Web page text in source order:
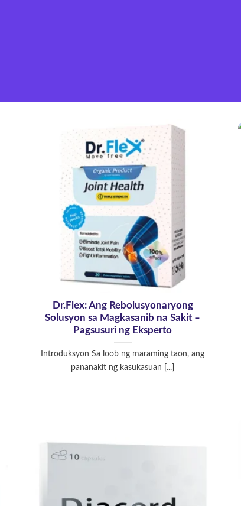
Dr.Flex: Ang Rebolusyonaryong
Solusyon sa Magkasanib na Sakit –
Pagsusuri ng Eksperto
Introduksyon Sa loob ng maraming taon, ang
pananakit ng kasukasuan [...]